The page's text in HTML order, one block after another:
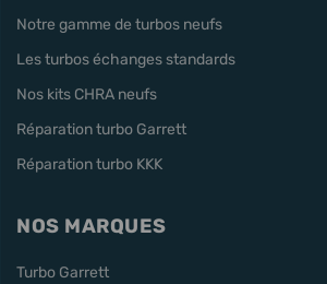
Notre gamme de turbos neufs
Les turbos échanges standards
Nos kits CHRA neufs
Réparation turbo Garrett
Réparation turbo KKK
NOS MARQUES
Turbo Garrett